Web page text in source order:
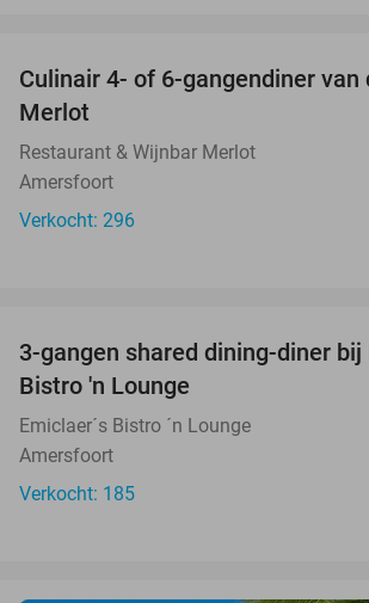
Culinair 4- of 6-gangendiner van
Merlot
Restaurant & Wijnbar Merlot
Amersfoort
Verkocht: 296
3-gangen shared dining-diner bij
Bistro 'n Lounge
Emiclaer´s Bistro ´n Lounge
Amersfoort
Verkocht: 185